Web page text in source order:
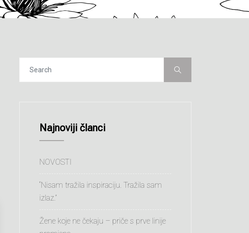
Najnoviji članci
NOVOSTI
“Nisam tražila inspiraciju. Tražila sam
izlaz.”
Žene koje ne čekaju – priče s prve linije